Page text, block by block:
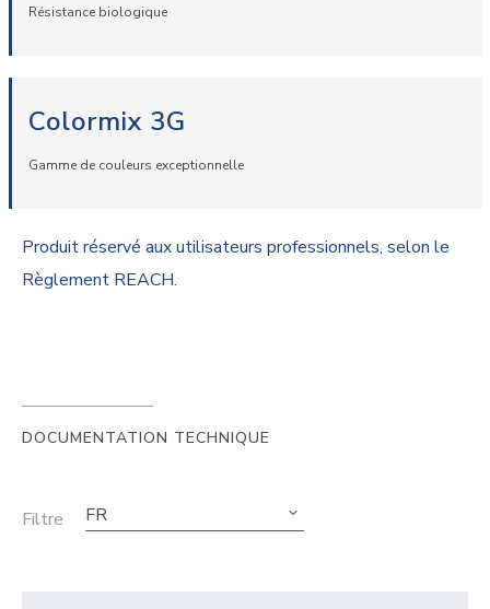
Résistance biologique
Colormix 3G
Gamme de couleurs exceptionnelle
Produit réservé aux utilisateurs professionnels, selon le
Règlement REACH.
DOCUMENTATION TECHNIQUE
Filtre FR